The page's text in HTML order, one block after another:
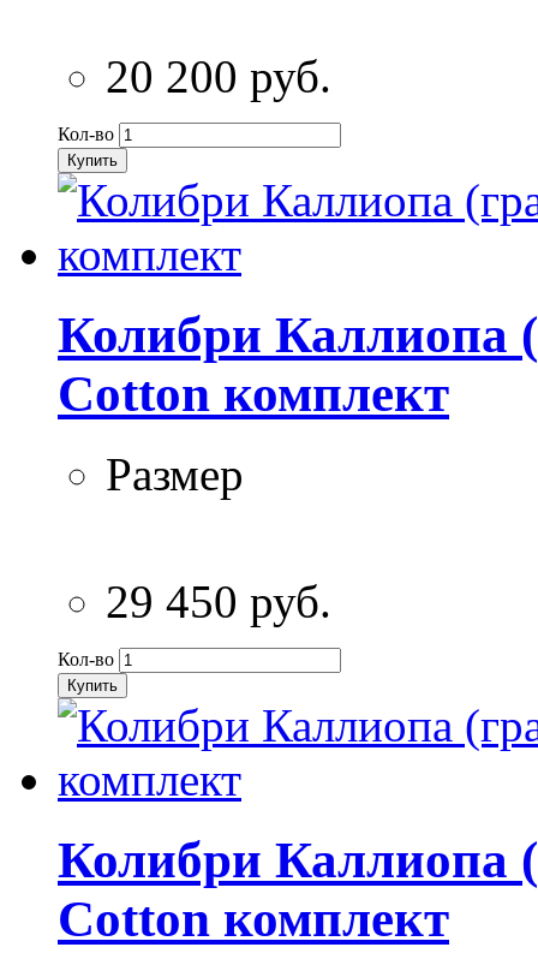
20 200 руб.
Кол-во
Купить
Колибри Каллиопа
Cotton комплект
Размер
29 450 руб.
Кол-во
Купить
Колибри Каллиопа
Cotton комплект